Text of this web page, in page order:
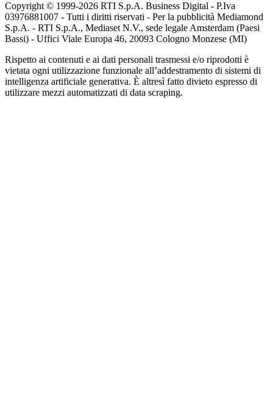
Copyright © 1999-2026 RTI S.p.A. Business Digital - P.Iva
03976881007 - Tutti i diritti riservati - Per la pubblicità Mediamond
S.p.A. - RTI S.p.A., Mediaset N.V., sede legale Amsterdam (Paesi
Bassi) - Uffici Viale Europa 46, 20093 Cologno Monzese (MI)
Rispetto ai contenuti e ai dati personali trasmessi e/o riprodotti è
vietata ogni utilizzazione funzionale all’addestramento di sistemi di
intelligenza artificiale generativa. È altresì fatto divieto espresso di
utilizzare mezzi automatizzati di data scraping.